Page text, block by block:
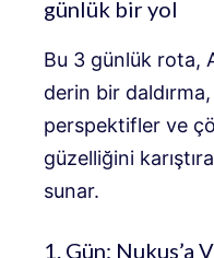
günlük bir yol
Bu 3 günlük rota,
derin bir
perspektifler ve
güzelliğini
sunar.
1. Gün: Nukus’a